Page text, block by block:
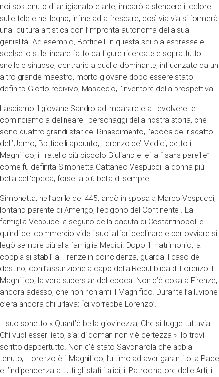
noi sostenuto di artigianato e arte, imparò a stendere il colore
sulle tele e nel legno, infine ad affrescare, così via via si formerà
una cultura artistica con l’impronta autonoma della sua
genialità. Ad esempio, Botticelli in questa scuola espresse e
scelse lo stile lineare fatto da figure ricercate e soprattutto
snelle e sinuose, contrario a quello dominante, influenzato da un
altro grande maestro, morto giovane dopo essere stato
definito Giotto redivivo, Masaccio, l’inventore della prospettiva.
Lasciamo il giovane Sandro ad imparare e a evolvere e
cominciamo a delineare i personaggi della nostra storia, che
sono quattro grandi star del Rinascimento, l’epoca del riscatto
dell’Uomo, Botticelli appunto, Lorenzo de’ Medici, detto il
Magnifico, il fratello più piccolo Giuliano e lei la “ sans pareille”
come fu definita Simonetta Cattaneo Vespucci la donna più
bella dell’epoca, forse la più bella di sempre.
Simonetta, nell’aprile del 445, andò in sposa a Marco Vespucci,
lontano parente di Amerigo, l’epigono del Continente . La
famiglia Vespucci a seguito della caduta di Costantinopoli e
quindi del commercio vide i suoi affari declinare e per ovviare si
legò sempre più alla famiglia Medici. Dopo il matrimonio, la
coppia si stabilì a Firenze in coincidenza, guarda il caso del
destino, con l’assunzione a capo della Repubblica di Lorenzo il
Magnifico, la vera superstar dell’epoca. Non c’è cosa a Firenze,
ancora adesso, che non richiami il Magnifico. Durante l’alluvione
c’era ancora chi urlava: “ci vorrebbe Lorenzo”.
Il suo sonetto « Quant’è bella giovinezza, Che si fugge tuttavia!
Chi vuol esser lieto, sia: di doman non v’è certezza » lo trovi
scritto dappertutto. Non c’è stato Savonarola che abbia
tenuto, Lorenzo è il Magnifico, l’ultimo ad aver garantito la Pace
e l’indipendenza a tutti gli stati italici, il Patrocinatore delle Arti, il